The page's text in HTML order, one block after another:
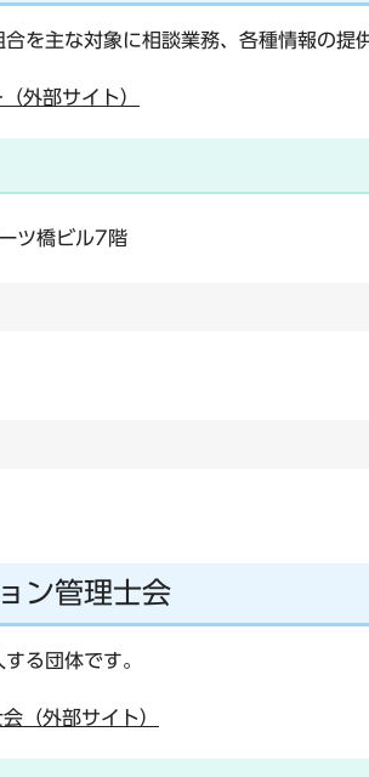
を主な対象に相談業務、各種情報の提
外部サイト）
ツ橋ビル7階
ン管理士会
る団体です。
（外部サイト）